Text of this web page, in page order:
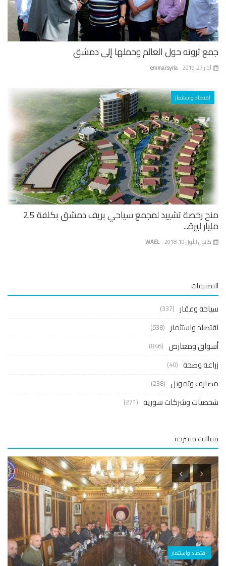
ثروته حول العالم وحملها إلى دمشق
emmarsyria 27, 2019
اقتصاد واستثمار
منح رخصة تشييد لمجمع سياحي بريف دمشق بكلفة 2.5
ليرة...
WAEL الأول 10, 2018
وعقار (337)
واستثمار (538)
ومعارض (846)
وصحة (40)
وتمويل (238)
وشركات سورية (271)
مقترحة
اقتصاد واستثمار